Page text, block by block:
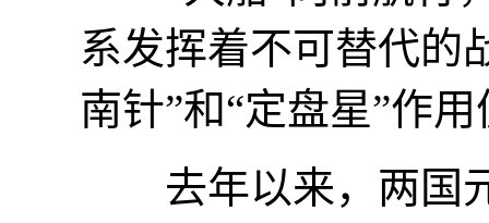
系发挥着不可替代的
南针”和“定盘星”作
去年以来，两国元